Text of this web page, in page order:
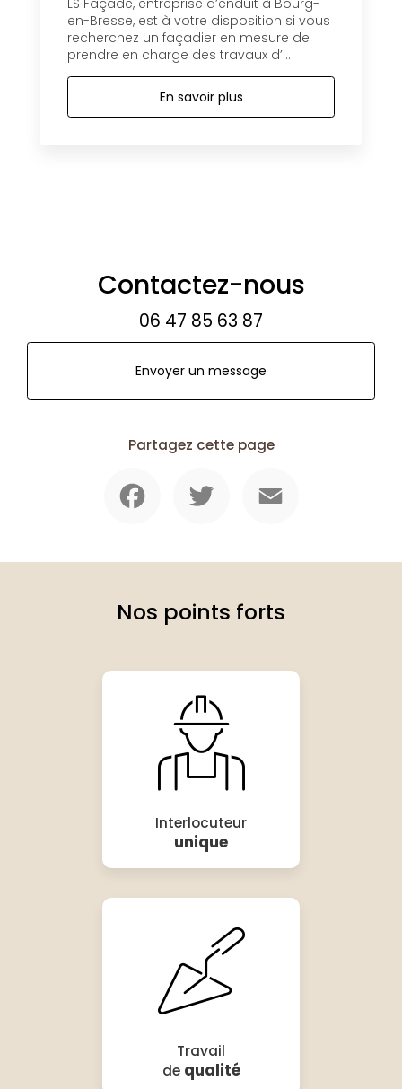
en-Bresse, est à votre disposition si vous
recherchez un façadier en mesure de
prendre en charge des travaux d’...
En savoir plus
Contactez-nous
06 47 85 63 87
Envoyer un message
Partagez cette page
Nos points forts
Interlocuteur
unique
Travail
de qualité